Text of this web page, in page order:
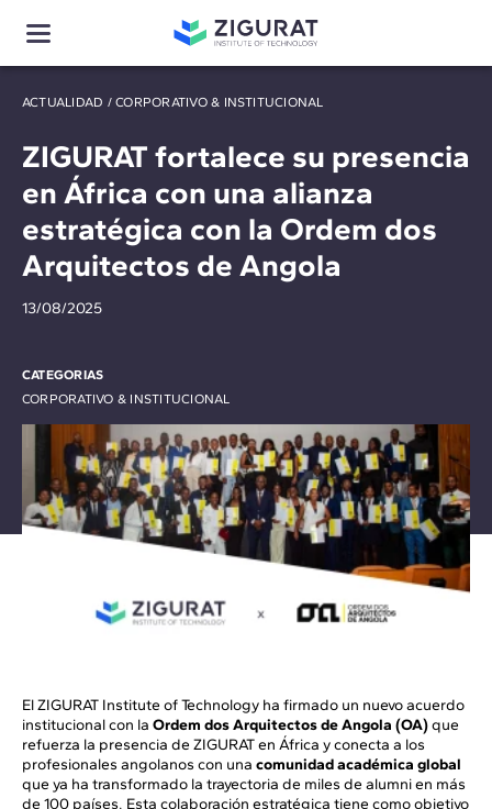
ACTUALIDAD /CORPORATIVO & INSTITUCIONAL
ZIGURAT fortalece su presencia
en África con una alianza
estratégica con la Ordem dos
Arquitectos de Angola
13/08/2025
CATEGORIAS
CORPORATIVO & INSTITUCIONAL
El ZIGURAT Institute of Technology ha firmado un nuevo acuerdo
institucional con la Ordem dos Arquitectos de Angola (OA)que
refuerza la presencia de ZIGURAT en África y conecta a los
profesionales angolanos con una comunidad académica global
que ya ha transformado la trayectoria de miles de alumni en más
de 100 países. Esta colaboración estratégica tiene como objetivo